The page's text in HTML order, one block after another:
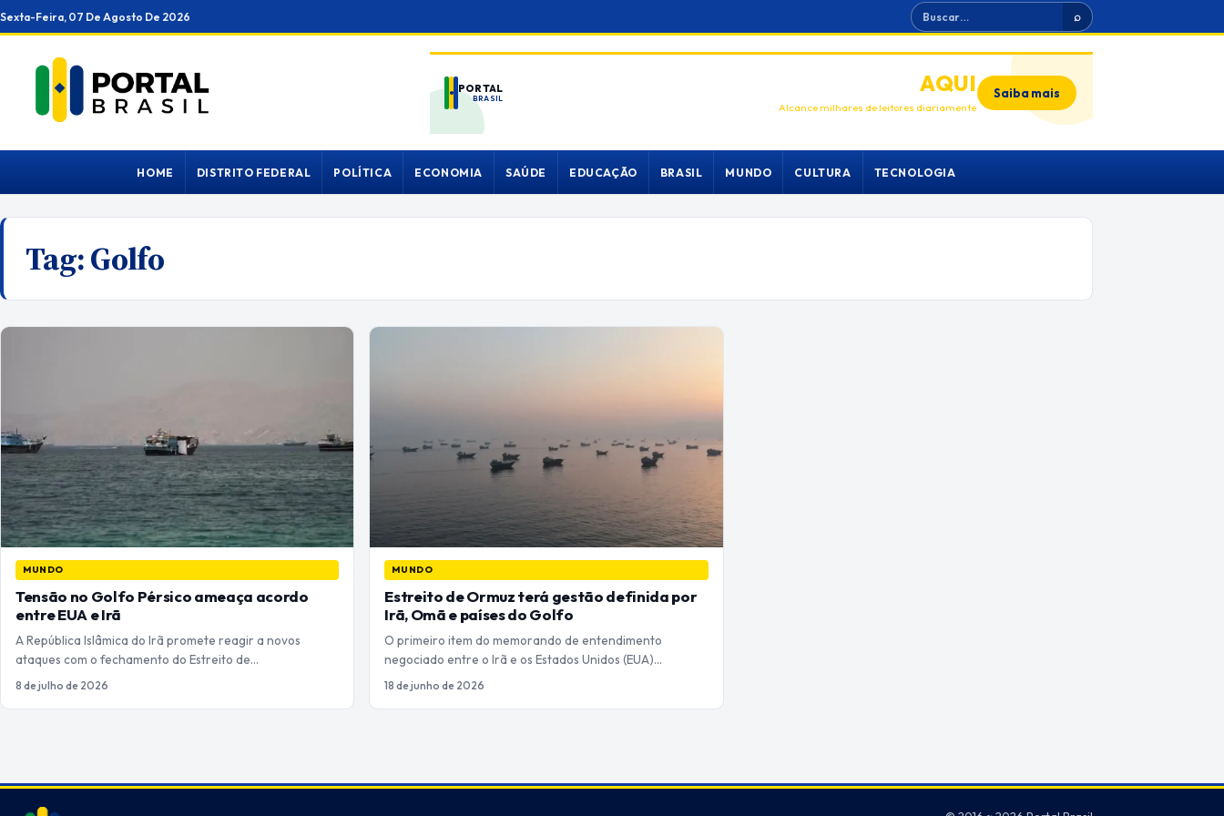
Ir
para
conteúdo
Sexta-Feira, 07 De Agosto De 2026 Buscar ⌕
PORTAL
BRASIL
ANUNCIEAQUI
Alcance milhares de leitores diariamente
Saiba mais
HOME DISTRITO FEDERAL POLÍTICA ECONOMIA SAÚDE EDUCAÇÃO BRASIL MUNDO CULTURA TECNOLOGIA
Tag:Golfo
MUNDO
Tensão no Golfo Pérsico ameaça acordo
entre EUA e Irã
A República Islâmica do Irã promete reagir a novos
ataques com o fechamento do Estreito de…
8 de julho de 2026
MUNDO
Estreito de Ormuz terá gestão definida por
Irã, Omã e países do Golfo
O primeiro item do memorando de entendimento
negociado entre o Irã e os Estados Unidos (EUA)…
18 de junho de 2026